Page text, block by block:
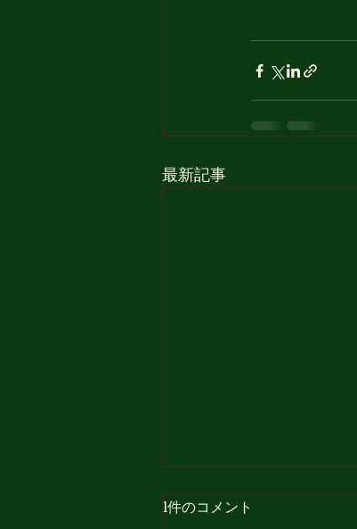
最新記事
1件のコメント